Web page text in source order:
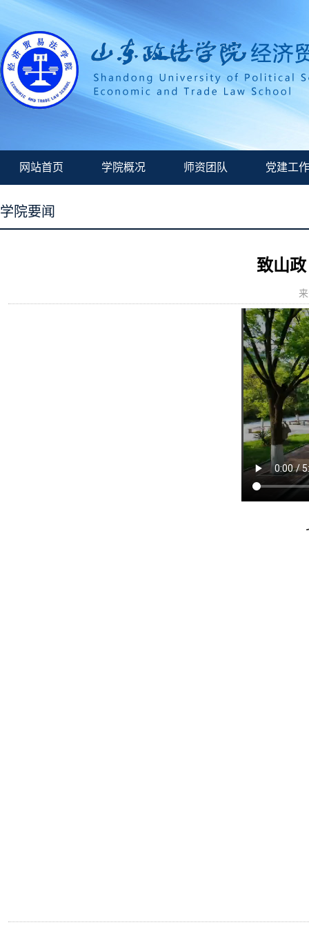
网站首页 学院概况 师资团队 党建工作
学院要闻
致山